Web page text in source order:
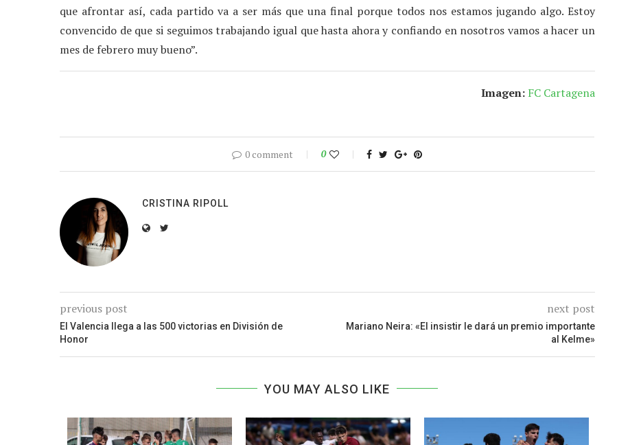
que afrontar así, cada partido va a ser más que una final porque todos nos estamos jugando algo. Estoy
convencido de que si seguimos trabajando igual que hasta ahora y confiando en nosotros vamos a hacer un
mes de febrero muy bueno”.
Imagen: FC Cartagena
0 comment 0
CRISTINA RIPOLL
previous post
El Valencia llega a las 500 victorias en División de
Honor
next post
Mariano Neira: «El insistir le dará un premio importante
al Kelme»
YOU MAY ALSO LIKE